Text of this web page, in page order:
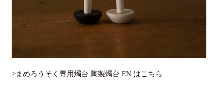
>まめろうそく専用燭台 陶製燭台 EN はこちら